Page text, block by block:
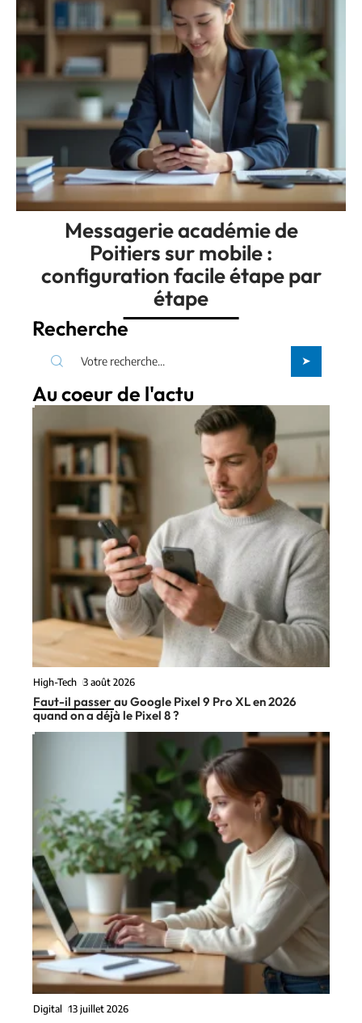
Messagerie académie de
Poitiers sur mobile :
configuration facile étape par
étape
Recherche
Au coeur de l'actu
High-Tech 3 août 2026
Faut-il passer au Google Pixel 9 Pro XL en 2026
quand on a déjà le Pixel 8 ?
Digital 13 juillet 2026